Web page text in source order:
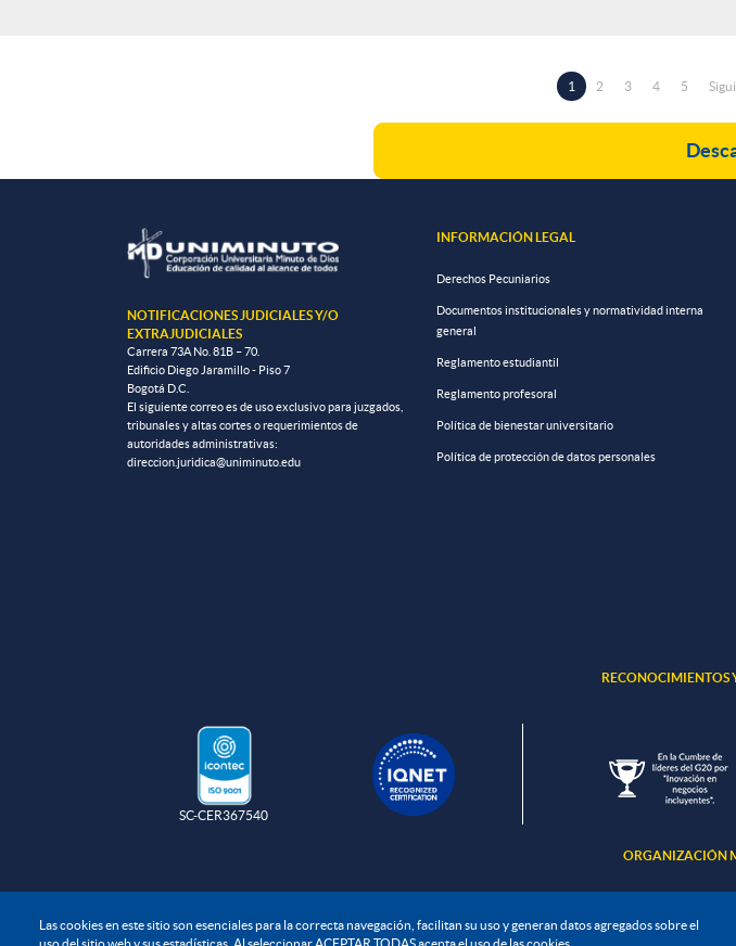
Las cookies en este sitio son esenciales para la correcta navegación, facilitan su uso y generan datos agregados sobre el
uso del sitio web y sus estadísticas. Al seleccionar ACEPTAR TODAS acepta el uso de las cookies
Página
actual
1 Page
2 Page
3 Page
4 Page
5
NOTIFICACIONES JUDICIALES Y/O
EXTRAJUDICIALES
Carrera 73A No. 81B – 70.
Edificio Diego Jaramillo - Piso 7
Bogotá D.C.
El siguiente correo es de uso exclusivo para juzgados,
tribunales y altas cortes o requerimientos de
autoridades administrativas:
direccion.juridica@uniminuto.edu
INFORMACIÓN LEGAL
Derechos Pecuniarios
Documentos institucionales y normatividad interna
general
Reglamento estudiantil
Reglamento profesoral
Política de bienestar universitario
Política de protección de datos personales
RECONOCIMIENTOS
SC-CER367540
ORGANIZACIÓN